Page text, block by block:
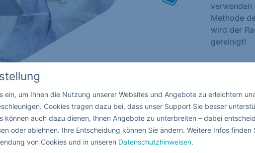
verwenden
Methode
wird der
gereinigt!
ein, um Ihnen die Nutzung unserer Websites und Angebote zu erleichtern
Cookies tragen dazu bei, dass unser Support Sie besser
können auch dazu dienen, Ihnen Angebote zu unterbreiten – dabei
oder ablehnen. Ihre Entscheidung können Sie ändern. Weitere Infos finden
von Cookies und in unseren Datenschutzhinweisen.